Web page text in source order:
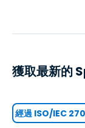
獲取最新的
經過 ISO/IEC